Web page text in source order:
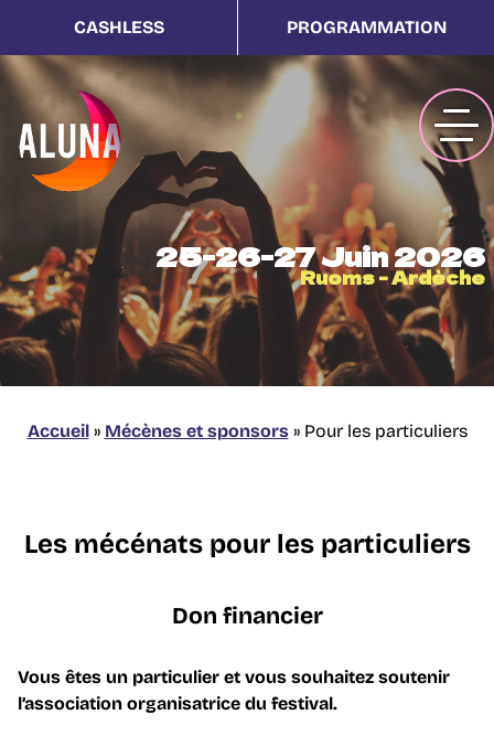
25-26-27 Juin 2026
Ruoms - Ardèche
CASHLESS PROGRAMMATION
Accueil» Mécènes et sponsors» Pour les particuliers
Les mécénats pour les particuliers
Don financier
Vous êtes un particulier et vous souhaitez soutenir
l’association organisatrice du festival.